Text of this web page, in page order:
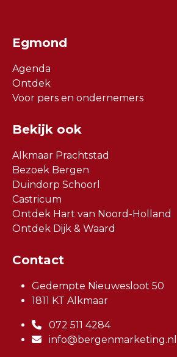
Egmond
Agenda
Ontdek
Voor pers en ondernemers
Bekijk ook
Alkmaar Prachtstad
Bezoek Bergen
Duindorp Schoorl
Castricum
Ontdek Hart van Noord-Holland
Ontdek Dijk & Waard
Contact
Gedempte Nieuwesloot 50
1811 KT Alkmaar
072 511 4284
info@bergenmarketing.nl